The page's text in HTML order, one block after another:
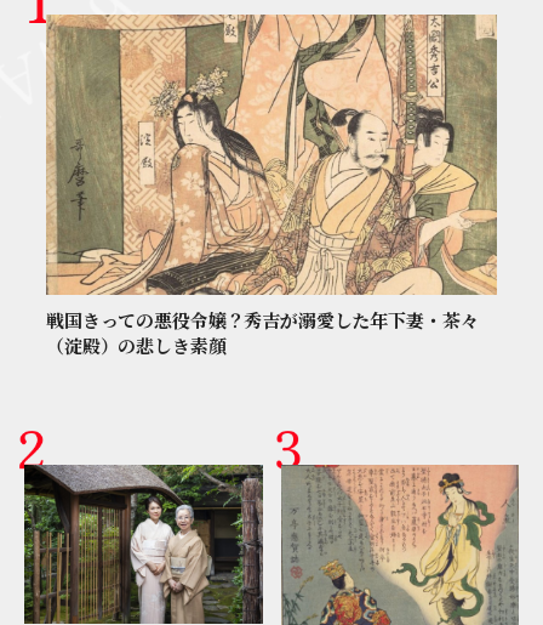
戦国きっての悪役令嬢？秀吉が溺愛した年下妻・茶々
（淀殿）の悲しき素顔